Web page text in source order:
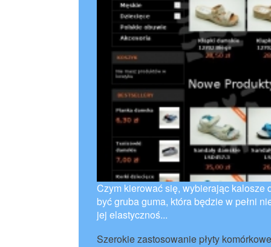
Czym kierować się, wybierając
być gruba guma, która będzie w pełni
jej elastycznoś...
Szerokie zastosowanie płyty